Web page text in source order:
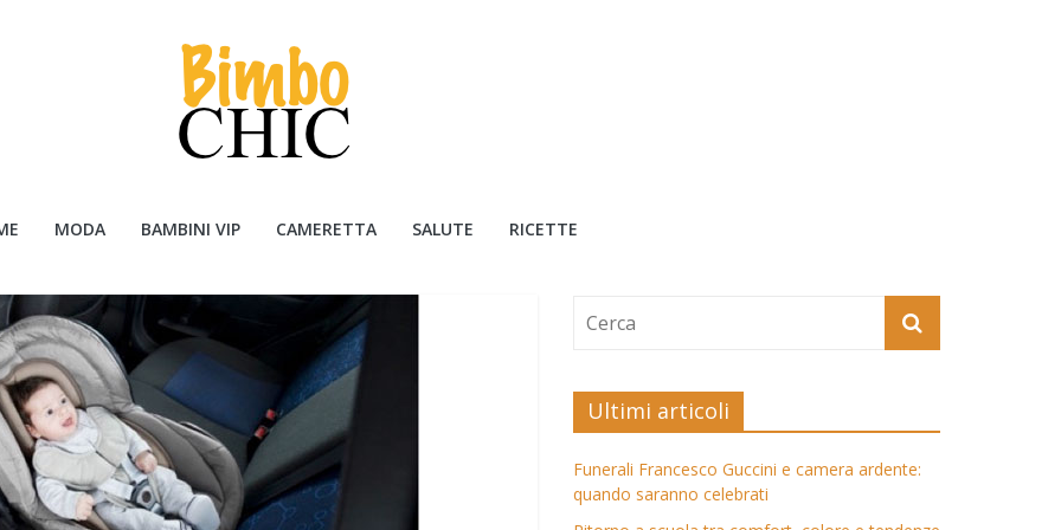
MODA BAMBINI VIP CAMERETTA SALUTE RICETTE
Ultimi articoli
Funerali Francesco Guccini e camera ardente:
quando saranno celebrati